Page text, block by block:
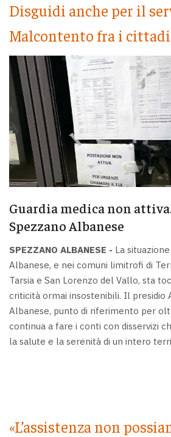
Disguidi anche per il
Malcontento fra i
Guardia medica non
Spezzano Albanese
SPEZZANO ALBANESE - La
Albanese, e nei comuni limitrofi di
Tarsia e San Lorenzo del Vallo, sta
criticità ormai insostenibili. Il presidio
Albanese, punto di riferimento per
continua a fare i conti con disservizi
la salute e la serenità di un intero
«L’assistenza non